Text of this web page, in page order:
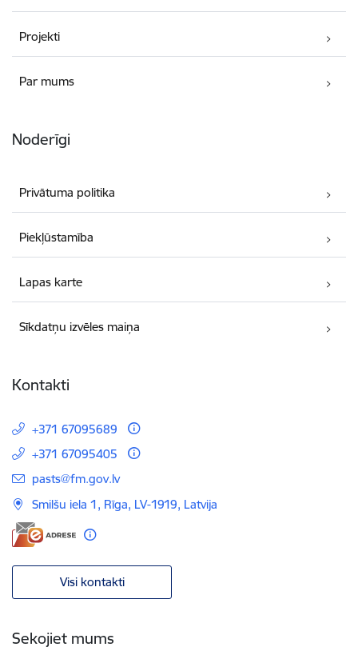
Projekti
Par mums
Noderīgi
Privātuma politika
Piekļūstamība
Lapas karte
Sīkdatņu izvēles maiņa
Kontakti
+371 67095689
+371 67095405
E-pasts:
pasts@fm.gov.lv
Smilšu iela 1, Rīga, LV-1919, Latvija
Visi kontakti
Sekojiet mums